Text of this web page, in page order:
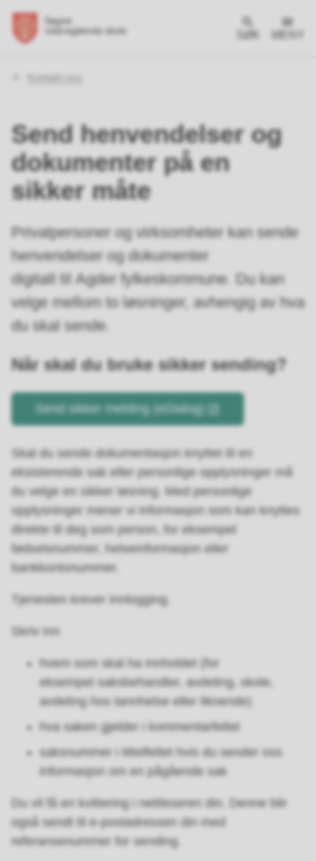
SØK MENY
Kontakt oss
Send henvendelser og
dokumenter på en
sikker måte
Privatpersoner og virksomheter kan sende
henvendelser og dokumenter
digitalt til Agder fylkeskommune. Du kan
velge mellom to løsninger, avhengig av hva
du skal sende.
Når skal du bruke sikker sending?
Send sikker melding (eDialog)
Skal du sende dokumentasjon knyttet til en
eksisterende sak eller personlige opplysninger må
du velge en sikker løsning. Med personlige
opplysninger mener vi informasjon som kan knyttes
direkte til deg som person, for eksempel
fødselsnummer, helseinformasjon eller
bankkontonummer.
Tjenesten krever innlogging.
Skriv inn
hvem som skal ha innholdet (for
eksempel saksbehandler, avdeling, skole,
avdeling hos tannhelse eller liknende)
hva saken gjelder i kommentarfeltet
saksnummer i tittelfeltet hvis du sender oss
informasjon om en pågående sak
Du vil få en kvittering i nettleseren din. Denne blir
også sendt til e-postadressen din med
referansenummer for sending.